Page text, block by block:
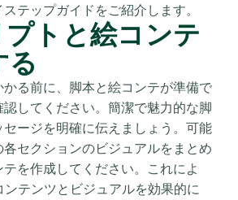
テップガイドをご紹介します。
プトと絵コンテ
る
る前に、脚本と絵コンテが準備で
してください。簡潔で魅力的な脚
ージを明確に伝えましょう。可能
セクションのビジュアルをまとめ
を作成してください。これによ
テンツとビジュアルを効果的に